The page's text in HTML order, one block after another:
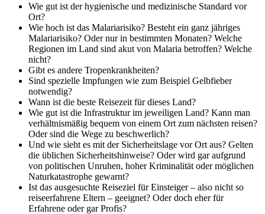
Wie gut ist der hygienische und medizinische Standard vor
Ort?
Wie hoch ist das Malariarisiko? Besteht ein ganz jähriges
Malariarisiko? Oder nur in bestimmten Monaten? Welche
Regionen im Land sind akut von Malaria betroffen? Welche
nicht?
Gibt es andere Tropenkrankheiten?
Sind spezielle Impfungen wie zum Beispiel Gelbfieber
notwendig?
Wann ist die beste Reisezeit für dieses Land?
Wie gut ist die Infrastruktur im jeweiligen Land? Kann man
verhältnismäßig bequem von einem Ort zum nächsten reisen?
Oder sind die Wege zu beschwerlich?
Und wie sieht es mit der Sicherheitslage vor Ort aus? Gelten
die üblichen Sicherheitshinweise? Oder wird gar aufgrund
von politischen Unruhen, hoher Kriminalität oder möglichen
Naturkatastrophe gewarnt?
Ist das ausgesuchte Reiseziel für Einsteiger – also nicht so
reiseerfahrene Eltern – geeignet? Oder doch eher für
Erfahrene oder gar Profis?